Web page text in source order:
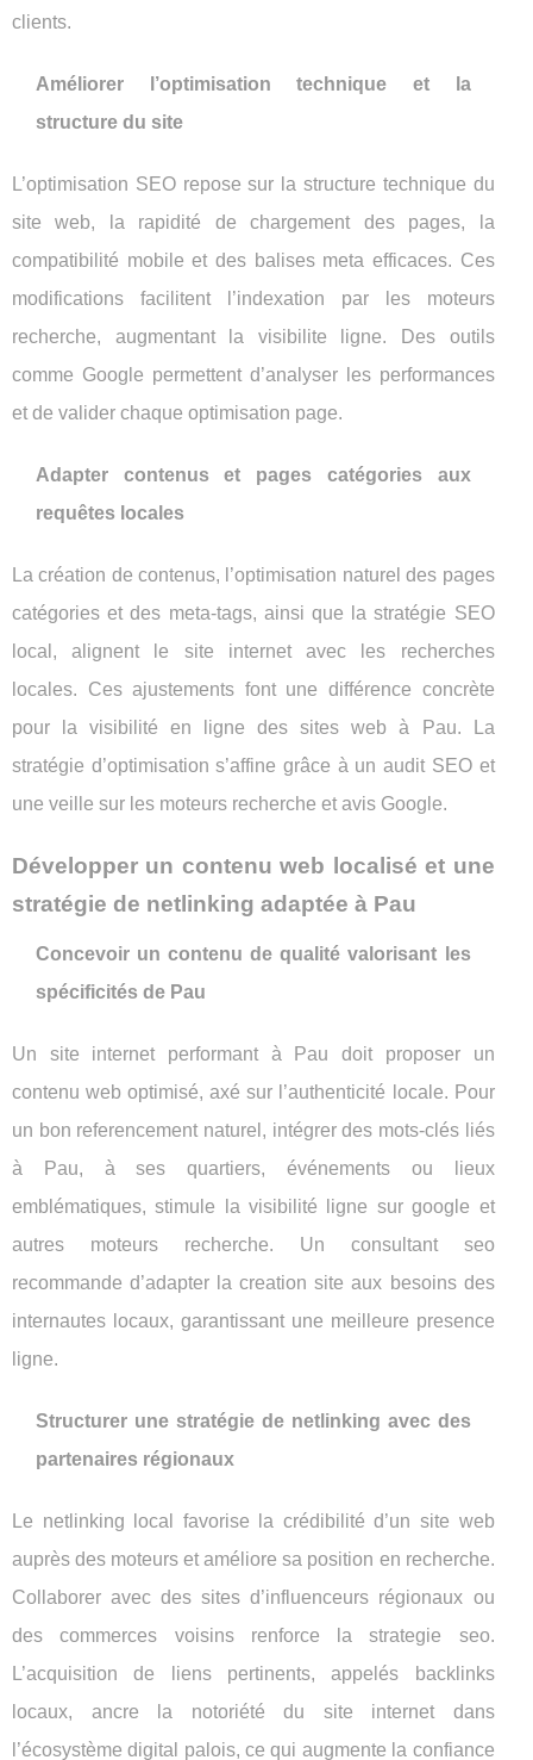
clients.
Améliorer l’optimisation technique et la
structure du site
L’optimisation SEO repose sur la structure technique du
site web, la rapidité de chargement des pages, la
compatibilité mobile et des balises meta efficaces. Ces
modifications facilitent l’indexation par les moteurs
recherche, augmentant la visibilite ligne. Des outils
comme Google permettent d’analyser les performances
et de valider chaque optimisation page.
Adapter contenus et pages catégories aux
requêtes locales
La création de contenus, l’optimisation naturel des pages
catégories et des meta-tags, ainsi que la stratégie SEO
local, alignent le site internet avec les recherches
locales. Ces ajustements font une différence concrète
pour la visibilité en ligne des sites web à Pau. La
stratégie d’optimisation s’affine grâce à un audit SEO et
une veille sur les moteurs recherche et avis Google.
Développer un contenu web localisé et une
stratégie de netlinking adaptée à Pau
Concevoir un contenu de qualité valorisant les
spécificités de Pau
Un site internet performant à Pau doit proposer un
contenu web optimisé, axé sur l’authenticité locale. Pour
un bon referencement naturel, intégrer des mots-clés liés
à Pau, à ses quartiers, événements ou lieux
emblématiques, stimule la visibilité ligne sur google et
autres moteurs recherche. Un consultant seo
recommande d’adapter la creation site aux besoins des
internautes locaux, garantissant une meilleure presence
ligne.
Structurer une stratégie de netlinking avec des
partenaires régionaux
Le netlinking local favorise la crédibilité d’un site web
auprès des moteurs et améliore sa position en recherche.
Collaborer avec des sites d’influenceurs régionaux ou
des commerces voisins renforce la strategie seo.
L’acquisition de liens pertinents, appelés backlinks
locaux, ancre la notoriété du site internet dans
l’écosystème digital palois, ce qui augmente la confiance